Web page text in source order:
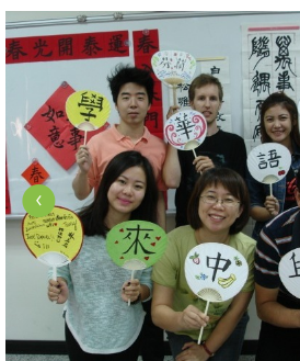
View Photo